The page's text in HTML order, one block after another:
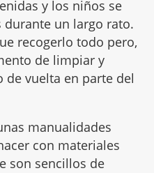
y los niños se
un largo rato.
recogerlo todo pero,
de limpiar y
vuelta en parte del
manualidades
con materiales
son sencillos de